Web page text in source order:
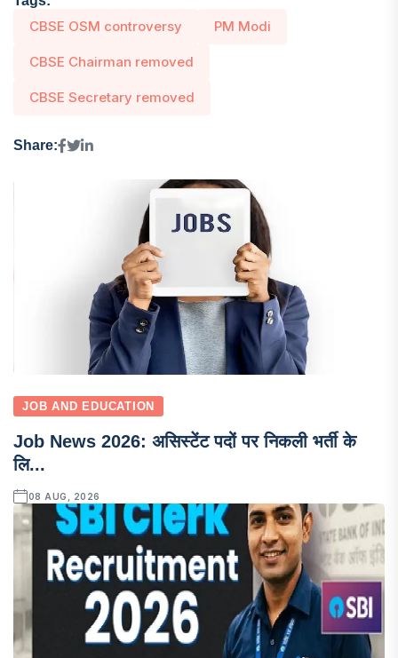
CBSE OSM controversy PM Modi
CBSE Chairman removed
CBSE Secretary removed
Share:
JOB AND EDUCATION
Job News 2026: असिस्टेंट पदों पर निकली भर्ती के
लि...
08 AUG, 2026